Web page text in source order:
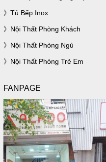
Tủ Bếp Inox
Nội Thất Phòng Khách
Nội Thất Phòng Ngủ
Nội Thất Phòng Trẻ Em
FANPAGE